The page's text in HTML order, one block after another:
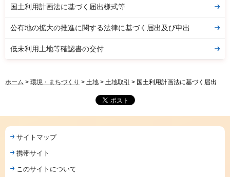
国土利用計画法に基づく届出様式等
公有地の拡大の推進に関する法律に基づく届出及び申出
低未利用土地等確認書の交付
ホーム > 環境・まちづくり > 土地 > 土地取引 > 国土利用計画法に基づく届出
サイトマップ
携帯サイト
このサイトについて